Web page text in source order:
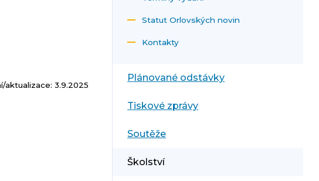
aktualizace: 3.9.2025
Statut Orlovských novin
Kontakty
Plánované odstávky
Tiskové zprávy
Soutěže
Školství